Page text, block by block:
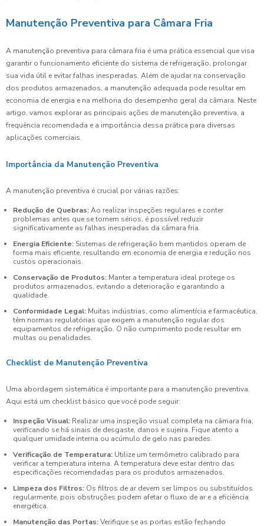
Manutenção Preventiva para Câmara Fria
A manutenção preventiva para câmara fria é uma prática essencial que visa
garantir o funcionamento eficiente do sistema de refrigeração, prolongar
sua vida útil e evitar falhas inesperadas. Além de ajudar na conservação
dos produtos armazenados, a manutenção adequada pode resultar em
economia de energia e na melhoria do desempenho geral da câmara. Neste
artigo, vamos explorar as principais ações de manutenção preventiva, a
frequência recomendada e a importância dessa prática para diversas
aplicações comerciais.
Importância da Manutenção Preventiva
A manutenção preventiva é crucial por várias razões:
Redução de Quebras:Ao realizar inspeções regulares e conter
problemas antes que se tornem sérios, é possível reduzir
significativamente as falhas inesperadas da câmara fria.
Energia Eficiente: Sistemas de refrigeração bem mantidos operam de
forma mais eficiente, resultando em economia de energia e redução nos
custos operacionais.
Conservação de Produtos: Manter a temperatura ideal protege os
produtos armazenados, evitando a deterioração e garantindo a
qualidade.
Conformidade Legal: Muitas indústrias, como alimentícia e farmacêutica,
têm normas regulatórias que exigem a manutenção regular dos
equipamentos de refrigeração. O não cumprimento pode resultar em
multas ou penalidades.
Checklist de Manutenção Preventiva
Uma abordagem sistemática é importante para a manutenção preventiva.
Aqui está um checklist básico que você pode seguir:
Inspeção Visual: Realizar uma inspeção visual completa na câmara fria,
verificando se há sinais de desgaste, danos e sujeira. Fique atento a
qualquer umidade interna ou acúmulo de gelo nas paredes.
Verificação de Temperatura: Utilize um termômetro calibrado para
verificar a temperatura interna. A temperatura deve estar dentro das
especificações recomendadas para os produtos armazenados.
Limpeza dos Filtros: Os filtros de ar devem ser limpos ou substituídos
regularmente, pois obstruções podem afetar o fluxo de ar e a eficiência
energética.
Manutenção das Portas:Verifique se as portas estão fechando